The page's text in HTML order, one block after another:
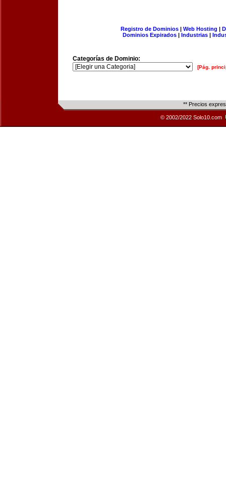
Registro de Dominios| Web Hosting |
Dominios Expirados | Industrias |
Categorías de Dominio:
[Pág.
** Precios
© 2002/2022 Solo10.com